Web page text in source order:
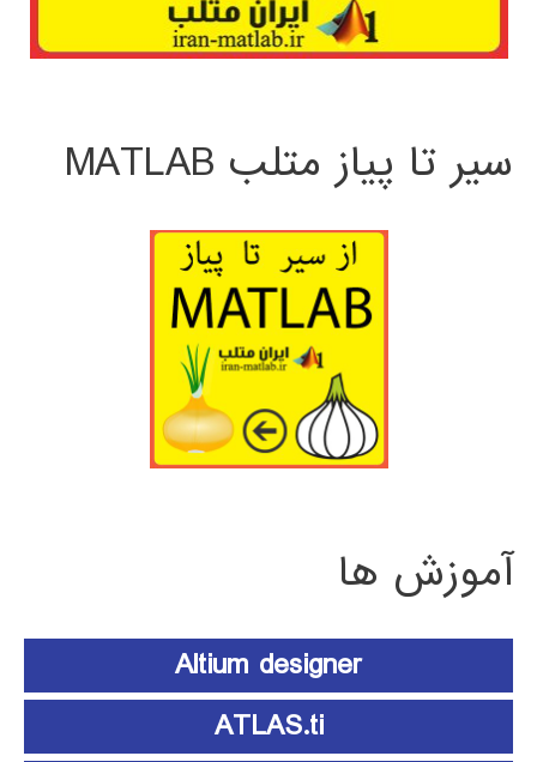
سیر تا پیاز متلب MATLAB
آموزش ها
Altium designer
ATLAS.ti